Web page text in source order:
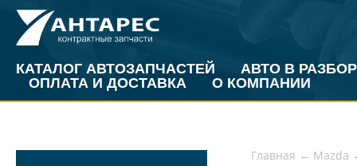
КАТАЛОГ АВТОЗАПЧАСТЕЙ
АВТО В РАЗБОР
ОПЛАТА И ДОСТАВКА
О КОМПАНИИ
Главная ← Mazda